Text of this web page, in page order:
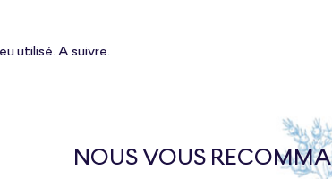
utilisé. A suivre.
NOUS VOUS